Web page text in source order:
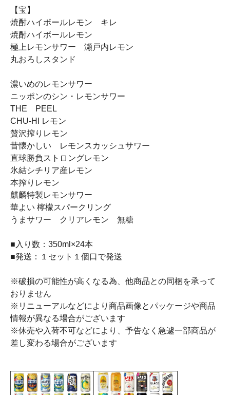
【宝】
焼酎ハイボールレモン キレ
焼酎ハイボールレモン
極上レモンサワー 瀬戸内レモン
丸おろしスタンド
濃いめのレモンサワー
ニッポンのシン・レモンサワー
THE PEEL
CHU-HI レモン
贅沢搾りレモン
昔懐かしい レモンスカッシュサワー
直球勝負ストロングレモン
氷結シチリア産レモン
本搾りレモン
麒麟特製レモンサワー
華よい 檸檬スパークリング
うまサワー クリアレモン 無糖
■入り数：350ml×24本
■発送：１セット１個口で発送
※破損の可能性が高くなる為、他商品との同梱を承って
おりません
※リニューアルなどにより商品画像とパッケージや商品
情報が異なる場合がございます
※休売や入荷不可などにより、予告なく急遽一部商品が
差し変わる場合がございます